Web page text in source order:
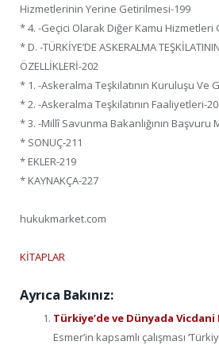
Hizmetlerinin Yerine Getirilmesi-199
* 4. -Geçici Olarak Diğer Kamu Hizmetleri
* D. -TÜRKİYE’DE ASKERALMA
ÖZELLİKLERİ-202
* 1. -Askeralma Teşkilatının Kuruluşu Ve
* 2. -Askeralma Teşkilatının Faaliyetleri-
* 3. -Millî Savunma Bakanlığının Başvuru
* SONUÇ-211
* EKLER-219
* KAYNAKÇA-227
hukukmarket.com
KİTAPLAR
Ayrıca Bakınız:
Türkiye’de ve Dünyada Vicdani
Esmer’in kapsamlı çalışması